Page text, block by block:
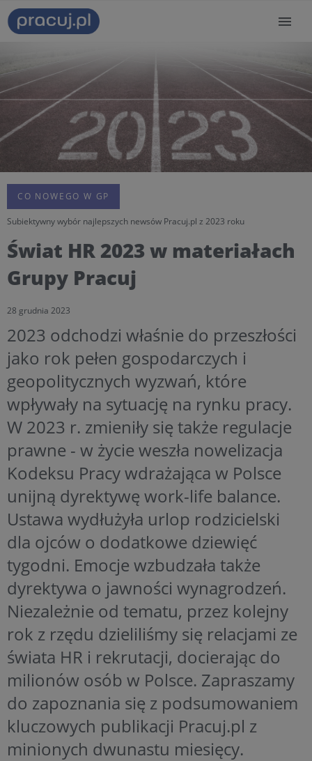
CO NOWEGO W GP
Subiektywny wybór najlepszych newsów Pracuj.pl z 2023 roku
Świat HR 2023 w materiałach
Grupy Pracuj
28 grudnia 2023
2023 odchodzi właśnie do przeszłości
jako rok pełen gospodarczych i
geopolitycznych wyzwań, które
wpływały na sytuację na rynku pracy.
W 2023 r. zmieniły się także regulacje
prawne - w życie weszła nowelizacja
Kodeksu Pracy wdrażająca w Polsce
unijną dyrektywę work-life balance.
Ustawa wydłużyła urlop rodzicielski
dla ojców o dodatkowe dziewięć
tygodni. Emocje wzbudzała także
dyrektywa o jawności wynagrodzeń.
Niezależnie od tematu, przez kolejny
rok z rzędu dzieliliśmy się relacjami ze
świata HR i rekrutacji, docierając do
milionów osób w Polsce. Zapraszamy
do zapoznania się z podsumowaniem
kluczowych publikacji Pracuj.pl z
minionych dwunastu miesięcy.